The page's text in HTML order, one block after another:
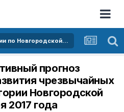
Главное управление МЧС России по Новгородской области
прогноз
чрезвычайных
Новгородской
2017 года